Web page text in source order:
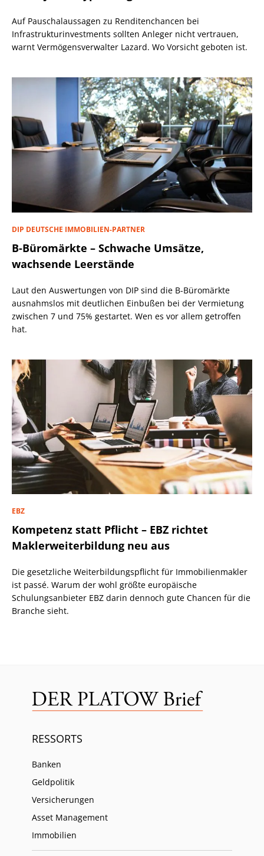
Auf Pauschalaussagen zu Renditenchancen bei
Infrastrukturinvestments sollten Anleger nicht vertrauen,
warnt Vermögensverwalter Lazard. Wo Vorsicht geboten ist.
DIP DEUTSCHE IMMOBILIEN-PARTNER
B-Büromärkte – Schwache Umsätze,
wachsende Leerstände
Laut den Auswertungen von DIP sind die B-Büromärkte
ausnahmslos mit deutlichen Einbußen bei der Vermietung
zwischen 7 und 75% gestartet. Wen es vor allem getroffen
hat.
EBZ
Kompetenz statt Pflicht – EBZ richtet
Maklerweiterbildung neu aus
Die gesetzliche Weiterbildungspflicht für Immobilienmakler
ist passé. Warum der wohl größte europäische
Schulungsanbieter EBZ darin dennoch gute Chancen für die
Branche sieht.
RESSORTS
Banken
Geldpolitik
Versicherungen
Asset Management
Immobilien